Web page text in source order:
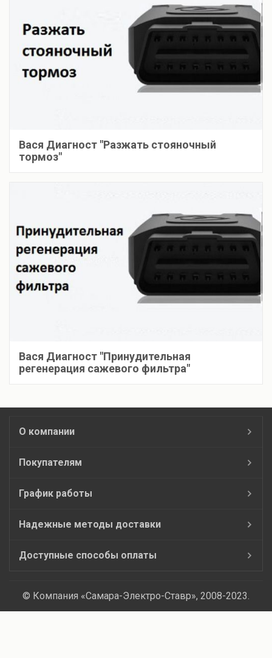
Вася Диагност "Разжать стояночный
тормоз"
Вася Диагност "Принудительная
регенерация сажевого фильтра"
О компании
Покупателям
График работы
Надежные методы доставки
Доступные способы оплаты
© Компания «Самара-Электро-Ставр», 2008-2023.